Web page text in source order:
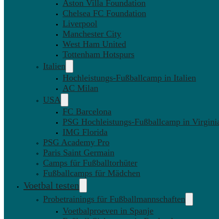
Aston Villa Foundation
Chelsea FC Foundation
Liverpool
Manchester City
West Ham United
Tottenham Hotspurs
Italien
Hochleistungs-Fußballcamp in Italien
AC Milan
USA
FC Barcelona
PSG Hochleistungs-Fußballcamp in
IMG Florida
PSG Academy Pro
Paris Saint Germain
Camps für Fußballtorhüter
Fußballcamps für Mädchen
Voetbal testen
Probetrainings für Fußballmannschaften
Voetbalproeven in Spanje